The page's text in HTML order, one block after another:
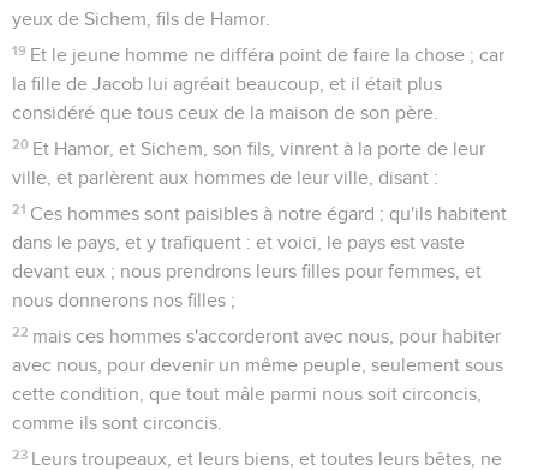
yeux de Sichem, fils de Hamor.
19 Et le jeune homme ne différa point de faire la chose ; car
la fille de Jacob lui agréait beaucoup, et il était plus
considéré que tous ceux de la maison de son père.
20 Et Hamor, et Sichem, son fils, vinrent à la porte de leur
ville, et parlèrent aux hommes de leur ville, disant :
21 Ces hommes sont paisibles à notre égard ; qu'ils habitent
dans le pays, et y trafiquent : et voici, le pays est vaste
devant eux ; nous prendrons leurs filles pour femmes, et
nous donnerons nos filles ;
22 mais ces hommes s'accorderont avec nous, pour habiter
avec nous, pour devenir un même peuple, seulement sous
cette condition, que tout mâle parmi nous soit circoncis,
comme ils sont circoncis.
23 Leurs troupeaux, et leurs biens, et toutes leurs bêtes, ne